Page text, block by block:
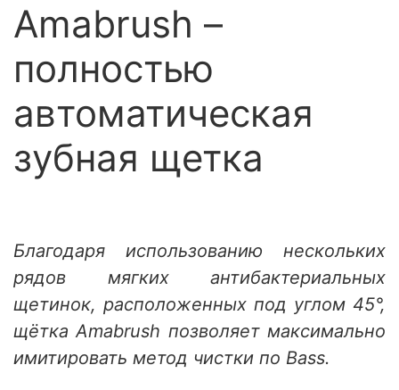
Amabrush –
полностью
автоматическая
зубная щетка
Благодаря использованию нескольких
рядов мягких антибактериальных
щетинок, расположенных под углом 45°,
щётка Amabrush позволяет максимально
имитировать метод чистки по Bass.